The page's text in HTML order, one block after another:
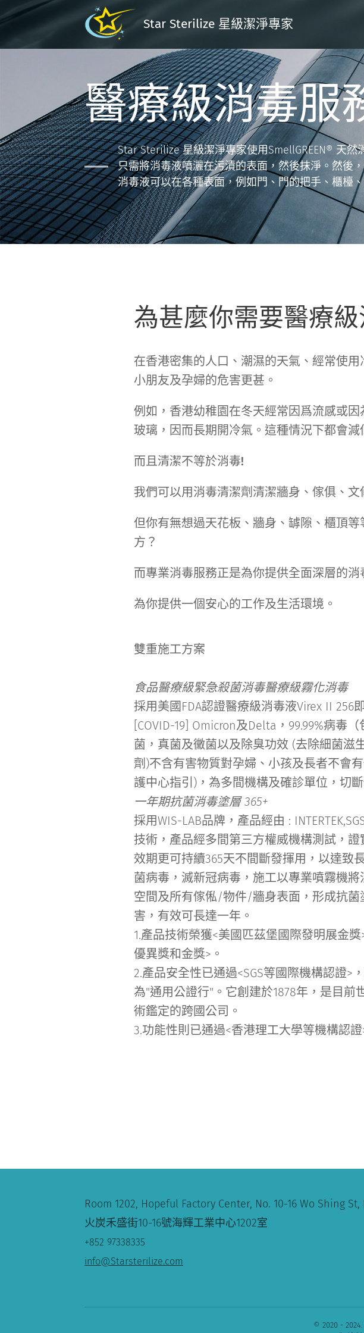
Star Sterilize 星級潔淨專家
醫療級消毒服
Star Sterilize 星級潔淨專家使用SmellGREEN® 天
只需將消毒液噴灑在污漬的表面，然後抹淨。然後
消毒液可以在各種表面，例如門、門的把手、櫃檯
為甚麼你需要醫療級
在香港密集的人口、潮濕的天氣、經常使
小朋友及孕婦的危害更甚。
例如，香港幼稚園在冬天經常因爲流感或
玻璃，因而長期開冷氣。這種情況下都會
而且清潔不等於消毒!
我們可以用消毒清潔劑清潔牆身、傢俱、文
但你有無想過天花板、牆身、罅隙、櫃頂
方？
而專業消毒服務正是為你提供全面深層的消
為你提供一個安心的工作及生活環境。
雙重施工方案
食品醫療級緊急殺菌消毒醫療級霧化消毒
採用美國FDA認證醫療級消毒液Virex II
[COVID-19] Omicron及Delta，99.99%病毒
菌，真菌及黴菌以及除臭功效 (去除細菌滋
劑)不含有害物質對孕婦、小孩及長者不會
護中心指引)，為多間機構及確診單位，切斷
一年期抗菌消毒塗層 365+
採用WIS-LAB品牌，產品經由 :
技術，產品經多間第三方權威機構測試，
效期更可持續365天不間斷發揮用，以達致
菌病毒，滅新冠病毒，施工以專業噴霧機
空間及所有傢俬/物件/牆身表面，形成抗
害，有效可長達一年。
1.產品技術榮獲<美國匹茲堡國際發明展金
優異獎和金獎>。
2.產品安全性已通過<SGS等國際機構認證>
為"通用公證行"。它創建於1878年，是目
術鑑定的跨國公司。
3.功能性則已通過<香港理工大學等機構認證
Room 1202, Hopeful Factory Center, No. 10-16 Wo Shing St,
火炭禾盛街10-16號海輝工業中心1202室
+852 97338335
info@Starsterilize.com
© 2020 -